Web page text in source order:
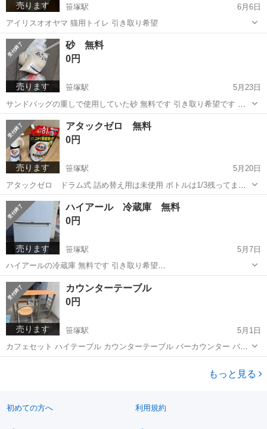
売ります 笹塚駅
6月6日
アイリスオオヤマ 猫用トイレ 引き取り希望
東京 渋谷区 笹塚駅
売ります
砂 無料
0円
笹塚駅
5月23日
サンドバッグの重しで使用していた砂 無料です 引き取り希望です 全
部でなく、一部でも大丈夫です
東京 渋谷区 笹塚駅 その他
売ります
アタックゼロ 無料
0円
笹塚駅
5月20日
アタックゼロ ドラム式 詰め替え用は未使用 ボトルは1/3残ってます
引き取り希望です
東京 渋谷区 笹塚駅 洗濯用品 無料
売ります
ハイアール 冷蔵庫 無料
0円
笹塚駅
5月7日
ハイアールの冷蔵庫 無料です 引き取り希望
https://www.haier.com/jp/refrigerators/jr-n85a.shtml
東京 渋谷区 笹塚駅 キッチン家電
売ります
カウンターテーブル
0円
笹塚駅
5月1日
カフェセット ハイテーブル カウンターテーブル バーカウンター バー
テーブル イス チェア 椅子 折り畳み式 棚付 ■サイズ テーブル：
W120×D40×H88 チェア：W36×D43.5×H81 (SH58) 棚内寸 (...もっと見る
初めての方へ 利用規約